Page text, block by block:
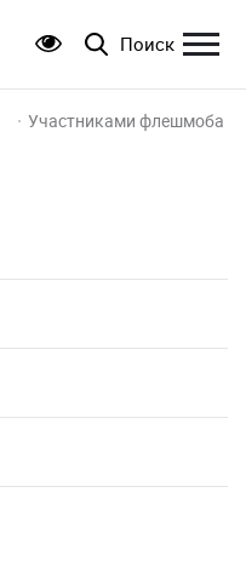
Поиск
Участниками флешмоба